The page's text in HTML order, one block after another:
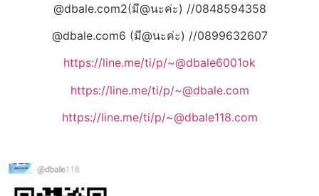
@dbale.com2(มี@นะค่ะ) //0848594358
@dbale.com6 (มี@นะค่ะ) //0899632607
https://line.me/ti/p/~@dbale6001ok
https://line.me/ti/p/~@dbale.com
https://line.me/ti/p/~@dbale118.com